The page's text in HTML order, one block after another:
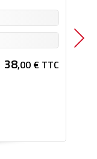
38,00 € TTC